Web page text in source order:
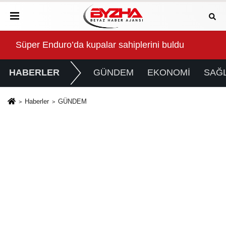
Anne Şehir yaz akşamlarında “Arabesk” rüzgârı esti
HABERLER GÜNDEM EKONOMİ
Haberler GÜNDEM